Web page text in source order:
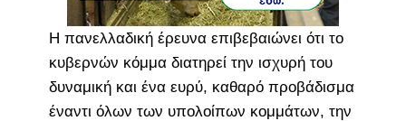
Η πανελλαδική έρευνα επιβεβαιώνει ότι το
κυβερνών κόμμα διατηρεί την ισχυρή του
δυναμική και ένα ευρύ, καθαρό προβάδισμα
έναντι όλων των υπολοίπων κομμάτων, την